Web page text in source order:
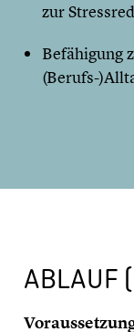
zur
Befähigung
(Berufs-
ABLAUF